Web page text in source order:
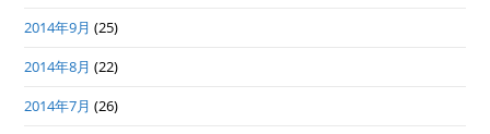
2014年9月 (25)
2014年8月 (22)
2014年7月 (26)